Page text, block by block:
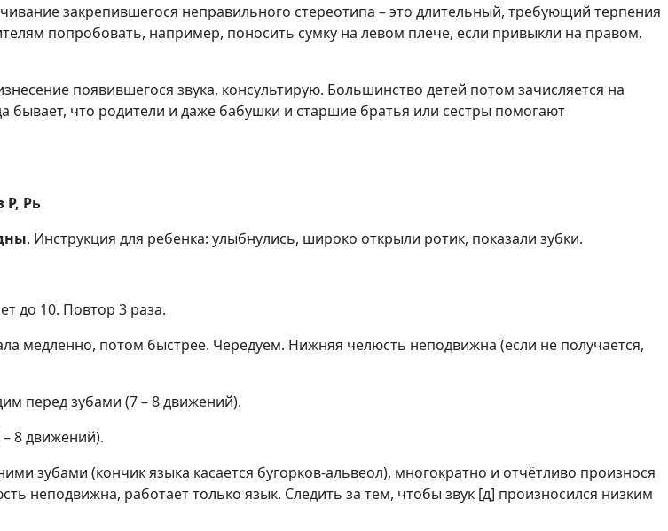
закрепившегося неправильного стереотипа – это длительный, требующий терпения
попробовать, например, поносить сумку на левом плече, если привыкли на правом,
появившегося звука, консультирую. Большинство детей потом зачисляется на
бывает, что родители и даже бабушки и старшие братья или сестры помогают
Р, Рь
. Инструкция для ребенка: улыбнулись, широко открыли ротик, показали зубки.
до 10. Повтор 3 раза.
медленно, потом быстрее. Чередуем. Нижняя челюсть неподвижна (если не получается,
перед зубами (7 – 8 движений).
8 движений).
зубами (кончик языка касается бугорков-альвеол), многократно и отчётливо произнося
неподвижна, работает только язык. Следить за тем, чтобы звук [д] произносился низким